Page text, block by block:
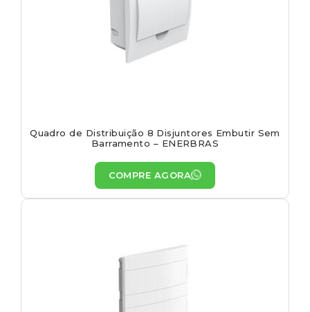
Quadro de Distribuição 8 Disjuntores Embutir Sem
Barramento – ENERBRAS
COMPRE AGORA